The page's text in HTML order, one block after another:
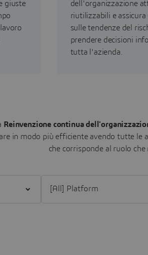
giuste
dell'organizzazione
riutilizzabili e
sulle tendenze del
prendere decisioni
tutta l'azienda.
Reinvenzione continua
in modo più efficiente avendo tutte le
che corrisponde al ruolo